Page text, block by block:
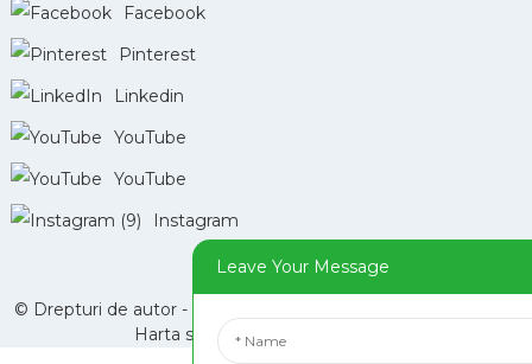
Facebook
Pinterest
Linkedin
YouTube
YouTube
Instagram
© Drepturi de autor - 2010-2024: Toate drepturile rezervate. -
Harta site-ului -
Leave Your Message